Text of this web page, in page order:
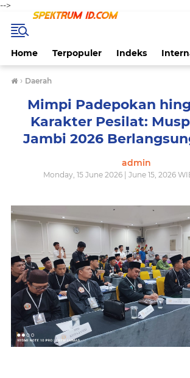
-->
Home Terpopuler Indeks
› Daerah
Mimpi Padepokan
Karakter Pesilat:
Jambi 2026
admin
Monday, 15 June 2026 | June 15, 2026